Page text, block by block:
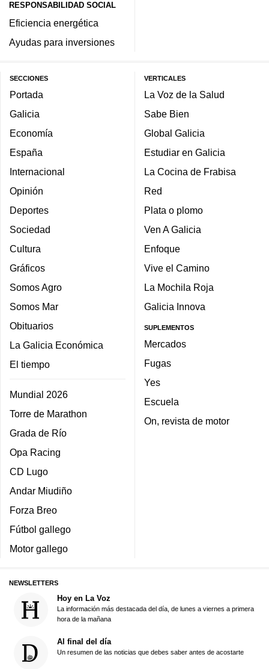
RESPONSABILIDAD SOCIAL
Eficiencia energética
Ayudas para inversiones
SECCIONES
Portada
Galicia
Economía
España
Internacional
Opinión
Deportes
Sociedad
Cultura
Gráficos
Somos Agro
Somos Mar
Obituarios
La Galicia Económica
El tiempo
Mundial 2026
Torre de Marathon
Grada de Río
Opa Racing
CD Lugo
Andar Miudiño
Forza Breo
Fútbol gallego
Motor gallego
VERTICALES
La Voz de la Salud
Sabe Bien
Global Galicia
Estudiar en Galicia
La Cocina de Frabisa
Red
Plata o plomo
Ven A Galicia
Enfoque
Vive el Camino
La Mochila Roja
Galicia Innova
SUPLEMENTOS
Mercados
Fugas
Yes
Escuela
On, revista de motor
NEWSLETTERS
Hoy en La Voz
La información más destacada del día, de lunes a viernes a primera
hora de la mañana
Al final del día
Un resumen de las noticias que debes saber antes de acostarte